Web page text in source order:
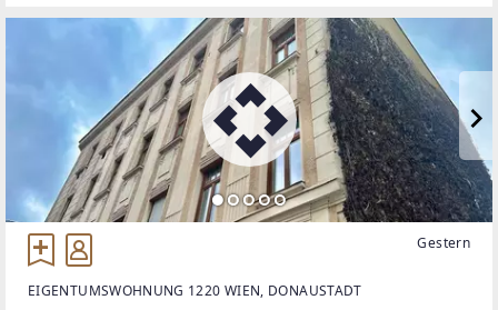
Gestern
EIGENTUMSWOHNUNG 1220 WIEN, DONAUSTADT